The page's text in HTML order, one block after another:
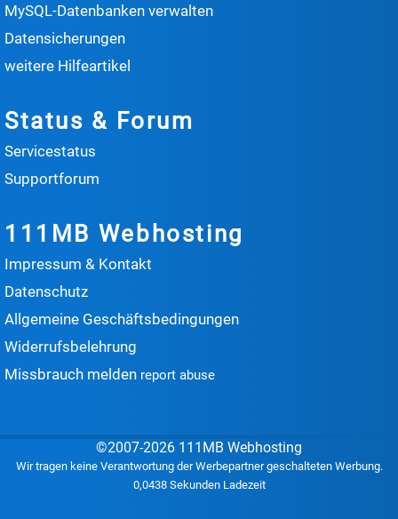
MySQL-Datenbanken verwalten
Datensicherungen
weitere Hilfeartikel
Status & Forum
Servicestatus
Supportforum
111MB Webhosting
Impressum & Kontakt
Datenschutz
Allgemeine Geschäftsbedingungen
Widerrufsbelehrung
Missbrauch melden report abuse
©2007-2026 111MB Webhosting
Wir tragen keine Verantwortung der Werbepartner geschalteten Werbung.
0,0438 Sekunden Ladezeit